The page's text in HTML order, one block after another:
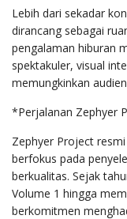
Lebih dari sekadar
dirancang sebagai
pengalaman hiburan
spektakuler, visual
memungkinkan
*Perjalanan Zephyer
Zephyer Project
berfokus pada
berkualitas. Sejak
Volume 1 hingga
berkomitmen